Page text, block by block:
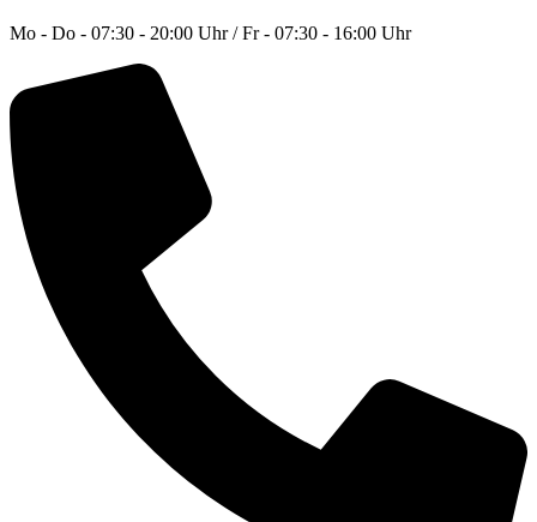
Mo - Do - 07:30 - 20:00 Uhr / Fr - 07:30 - 16:00 Uhr